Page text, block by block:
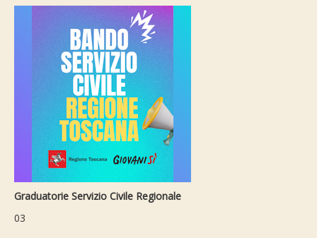
Graduatorie Servizio Civile Regionale
03